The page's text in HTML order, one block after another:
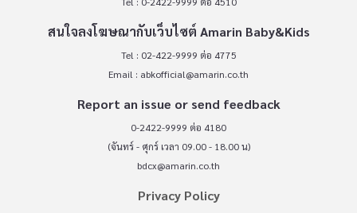
สนใจลงโฆษณากับเว็บไซต์ Amarin Baby&Kids
Tel : 02-422-9999 ต่อ 4775
Email : abkofficial@amarin.co.th
Report an issue or send feedback
0-2422-9999 ต่อ 4180
(จันทร์ - ศุกร์ เวลา 09.00 - 18.00 น)
bdcx@amarin.co.th
Privacy Policy